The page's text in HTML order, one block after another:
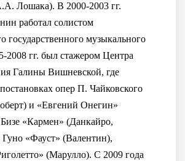
Лошака). В 2000-2003 гг.
работал солистом
государственного музыкального
2008 гг. был стажером Центра
Галины Вишневской, где
опер П. Чайковского
и «Евгений Онегин»
«Кармен» (Данкайро,
«Фауст» (Валентин),
(Марулло). С 2009 года